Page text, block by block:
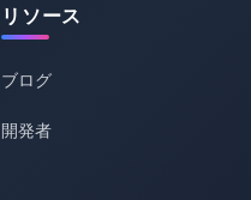
リソース
ブログ
開発者